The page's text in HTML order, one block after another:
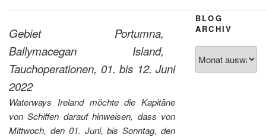
Gebiet Portumna,
Ballymacegan Island,
Tauchoperationen, 01. bis 12. Juni
2022
Waterways Ireland möchte die Kapitäne
von Schiffen darauf hinweisen, dass von
Mittwoch, den 01. Juni, bis Sonntag, den
BLOG
ARCHIV
Archiv